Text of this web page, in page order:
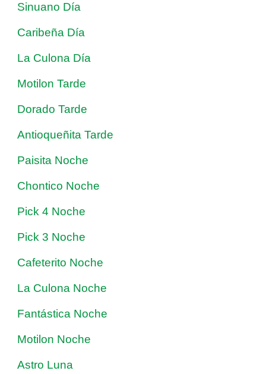
Sinuano Día
Caribeña Día
La Culona Día
Motilon Tarde
Dorado Tarde
Antioqueñita Tarde
Paisita Noche
Chontico Noche
Pick 4 Noche
Pick 3 Noche
Cafeterito Noche
La Culona Noche
Fantástica Noche
Motilon Noche
Astro Luna